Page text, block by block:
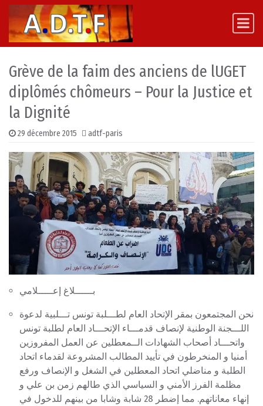
Skip to content
Main Navigation
Grève de la faim des anciens de lUGET
diplômés chômeurs – Pour la Justice et
la Dignité
29 décembre 2015 adtf-paris
بــــــلاغ إعـــــلامي
نحن المجتمعون بمقر الإتحاد العام لطـــلبة تونس تـــلبية لدعوة
اللـــجنة الوطنية لإنصاف قدمـــاء الإتحـــاد العام لطلبة تونس
واتحـــاد أصحاب الشهادات الــمعطلين عن العمل المفروزين
أمنيا و المنخرطون في تأييد المطالب المشروعة لقدماء اتحاد
الطلبة و مناضلي اتحاد المعطلين في الشغل و الإنصاف ورفع
مظلمة الفرز الأمني و السياسي الذي طالهم زمن بن علي و
إنهاء معاناتهم. مما إضطر 28 شابة وشابا من بينهم للدخول في